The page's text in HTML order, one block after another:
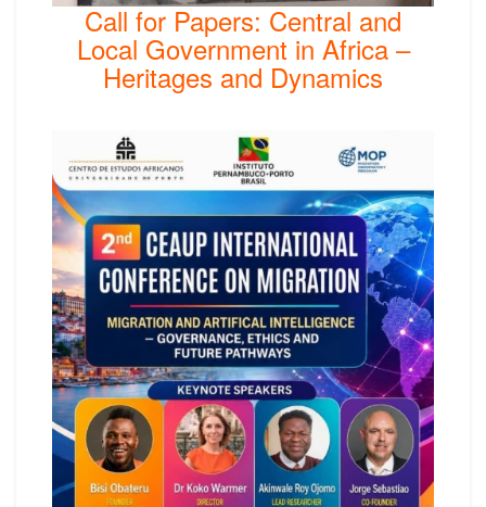
Call for Papers: Central and
Local Government in Africa –
Heritages and Dynamics